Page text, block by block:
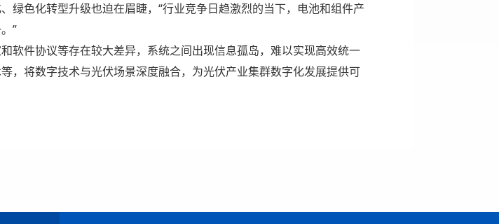
绿色化转型升级也迫在眉睫，“行业竞争日趋激烈的当下，电池和组件产
”
软件协议等存在较大差异，系统之间出现信息孤岛，难以实现高效统一
，将数字技术与光伏场景深度融合，为光伏产业集群数字化发展提供可